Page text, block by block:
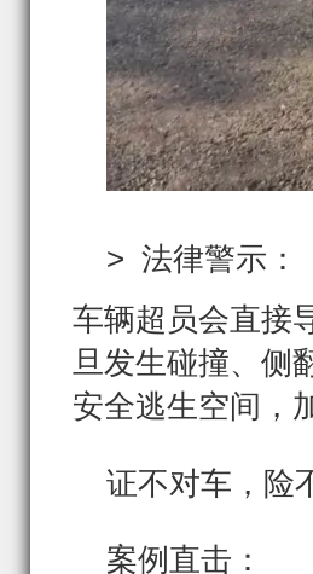
> 法律警示：
车辆超员会直接
旦发生碰撞、侧
安全逃生空间，
证不对车，险
案例直击：